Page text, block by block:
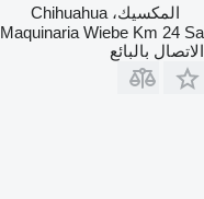
المكسيك، Chihuahua
Maquinaria Wiebe Km 24 Sa
الاتصال بالبائع